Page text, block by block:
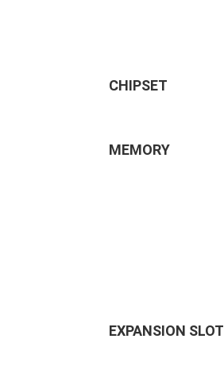
CHIPSET
MEMORY
EXPANSION SLOT